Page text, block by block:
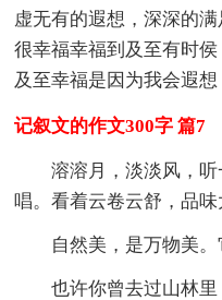
虚无有的遐想，深深的
很幸福幸福到及至有时
及至幸福是因为我会遐
记叙文的作文300字 篇7
溶溶月，淡淡风，
唱。看着云卷云舒，品味
自然美，是万物美。
也许你曾去过山林